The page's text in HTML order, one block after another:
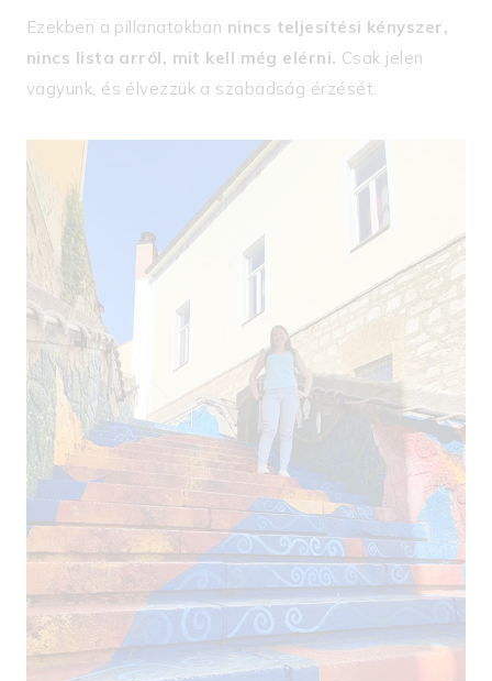
Ezekben a pillanatokban nincs teljesítési kényszer,
nincs lista arról, mit kell még elérni. Csak jelen
vagyunk, és élvezzük a szabadság érzését.